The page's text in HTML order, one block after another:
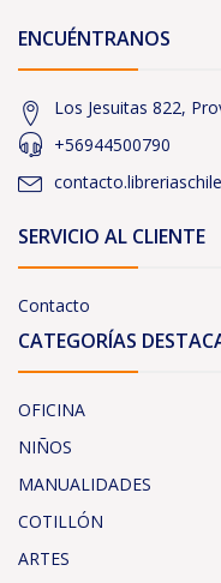
ENCUÉNTRANOS
Los Jesuitas 822,
+56944500790
SERVICIO AL CLIENTE
Contacto
CATEGORÍAS
OFICINA
NIÑOS
MANUALIDADES
COTILLÓN
ARTES